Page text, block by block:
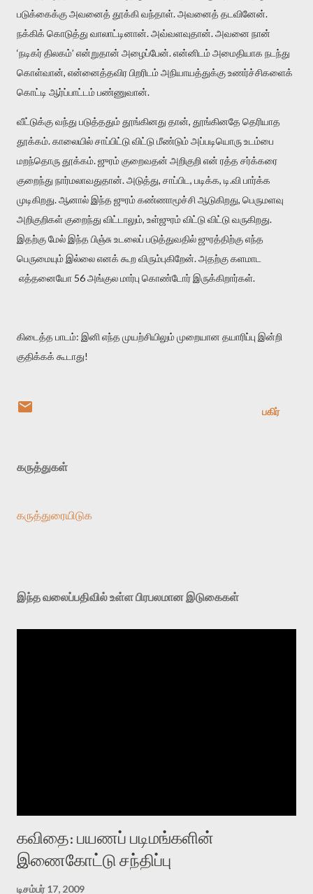
படுக்கைக்கு அவனைத் தூக்கி வந்தாள். அவனைத் தடவினேன்.
நக்கிக் கொடுத்து வாலாட்டினான். அவ்வளவுதான். அவனை நான்
‘நடிகர் திலகம்’ என்றுதான் அழைப்பேன். என்னிடம் அமைதியாக நடந்து
கொள்வான், என்னைத்தவிர பிறரிடம் அநியாயத்துக்கு உணர்ச்சிகளைக்
கொட்டி ஆர்ப்பாட்டம் பண்ணுவான்.
வீட்டுக்கு வந்து படுத்ததும் தூங்கினது தான், தூங்கினதே தெரியாத
தூக்கம். காலையில் சாப்பிட்டு விட்டு மீண்டும் அப்படியொரு உடம்பை
மறந்தொரு தூக்கம். ஜுரம் குறைவதன் அறிகுறி என் ரத்த சர்க்கரை
குறைந்து நார்மலாவதுதான். அடுத்து, சாப்பிட, படிக்க, டி.வி பார்க்க
முடிகிறது. ஆனால் இந்த ஜுரம் கண்ணாமூச்சி ஆடுகிறது, பெருமளவு
அறிகுறிகள் குறைந்து விட்டாலும், உள்ஜுரம் விட்டு விட்டு வருகிறது.
இதற்கு மேல் இந்த பிஞ்சு உடலைப் படுத்துவதில் ஜுரத்திற்கு எந்த
பெருமையும் இல்லை எனக் கூற விரும்புகிறேன். அதற்கு களமாட
எத்தனையோ 56 அங்குல மார்பு கொண்டோர் இருக்கிறார்கள்.
கிடைத்த பாடம்: இனி எந்த முயற்சியிலும் முறையான தயாரிப்பு இன்றி
குதிக்கக் கூடாது!
பகிர்
கருத்துகள்
கருத்துரையிடுக
இந்த வலைப்பதிவில் உள்ள பிரபலமான இடுகைகள்
கவிதை: பயணப் படிமங்களின்
இணைகோட்டு சந்திப்பு
டிசம்பர் 17, 2009